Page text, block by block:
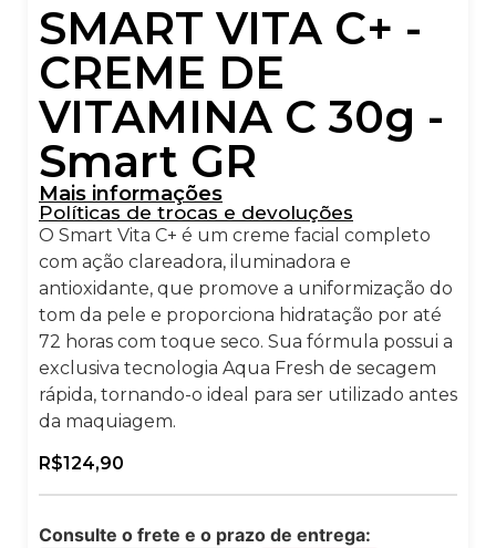
SMART VITA C+ -
CREME DE
VITAMINA C 30g -
Smart GR
Mais informações
Políticas de trocas e devoluções
O Smart Vita C+ é um creme facial completo
com ação clareadora, iluminadora e
antioxidante, que promove a uniformização do
tom da pele e proporciona hidratação por até
72 horas com toque seco. Sua fórmula possui a
exclusiva tecnologia Aqua Fresh de secagem
rápida, tornando-o ideal para ser utilizado antes
da maquiagem.
R$124,90
Consulte o frete e o prazo de entrega: